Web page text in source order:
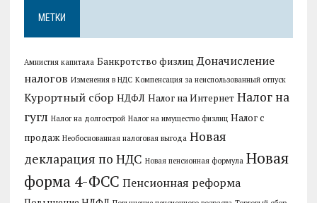
МЕТКИ
Амнистия капитала Банкротство физлиц Доначисление
налогов Изменения в НДС Компенсация за неиспользованный отпуск
Курортный сбор НДФЛ Налог на Интернет Налог на
гугл Налог на долгострой Налог на имущество физлиц Налог с
продаж Необоснованная налоговая выгода Новая
декларация по НДС Новая пенсионная формула Новая
форма 4-ФСС Пенсионная реформа